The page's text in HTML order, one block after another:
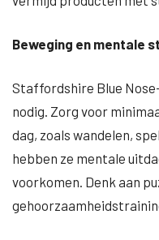
Beweging en mentale
Staffordshire Blue
nodig. Zorg voor
dag, zoals wandelen,
hebben ze mentale
voorkomen. Denk aan